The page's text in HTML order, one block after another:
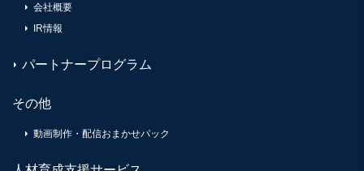
会社概要
IR情報
パートナープログラム
その他
動画制作・配信おまかせパック